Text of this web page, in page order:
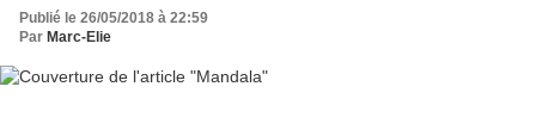
Publié le 26/05/2018 à 22:59
Par Marc-Elie